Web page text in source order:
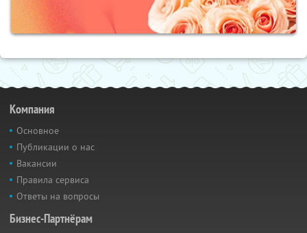
Компания
Основное
Публикации о нас
Вакансии
Правила сервиса
Ответы на вопросы
Бизнес-Партнёрам